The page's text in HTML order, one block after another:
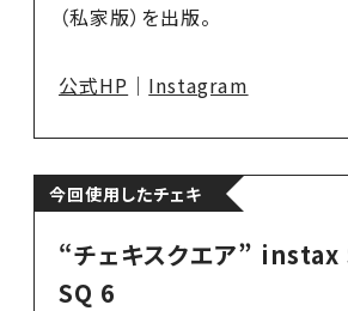
（私家版）を出版。
公式HP ｜ Instagram
今回使用したチェキ
“チェキスクエア” instax
SQ 6